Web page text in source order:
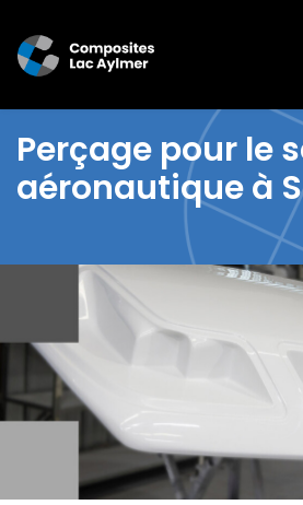
(Produits / Services )
Perçage pour le
aéronautique à